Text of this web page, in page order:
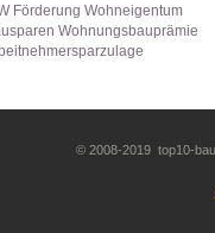
Förderung Wohneigentum
Wohnungsbauprämie
© 2008-2019 top10-